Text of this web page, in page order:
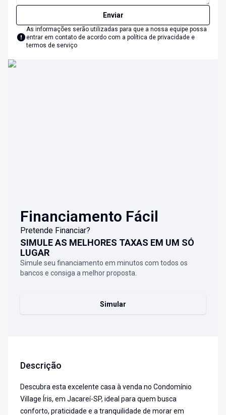
Enviar
As informações serão utilizadas para que a nossa equipe possa
entrar em contato de acordo com a política de privacidade e
termos de serviço
Financiamento Fácil
Pretende Financiar?
SIMULE AS MELHORES TAXAS EM UM SÓ
LUGAR
Simule seu financiamento em minutos com todos os
bancos e consiga a melhor proposta.
Simular
Descrição
Descubra esta excelente casa à venda no Condomínio
Village Íris, em Jacareí-SP, ideal para quem busca
conforto, praticidade e a tranquilidade de morar em